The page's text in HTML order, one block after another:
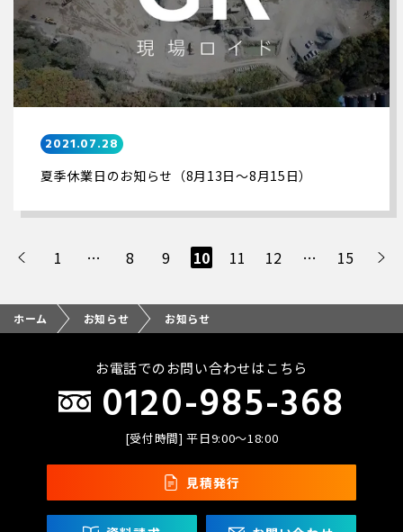
2021.07.28
夏季休業日のお知らせ（8月13日～8月15日）
1 … 8 9 10 11 12 … 15
ホーム お知らせ お知らせ
お電話でのお問い合わせはこちら
0120-985-368
[受付時間] 平日9:00〜18:00
見積発行